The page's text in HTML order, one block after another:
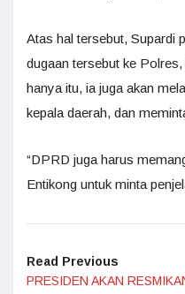
Atas hal tersebut, Supardi
dugaan tersebut ke
hanya itu, ia juga akan
kepala daerah, dan
“DPRD juga harus
Entikong untuk minta
Read Previous
PRESIDEN AKAN